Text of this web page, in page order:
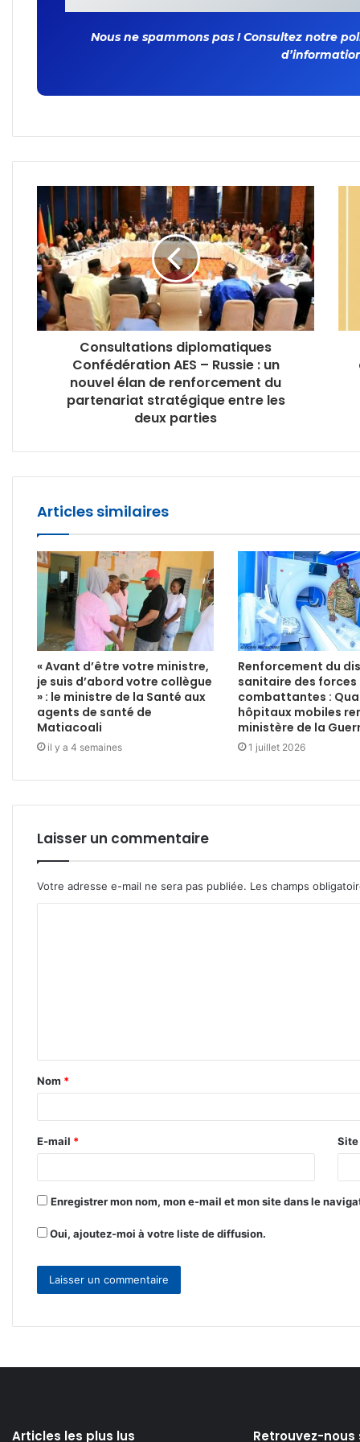
Nous ne spammons pas ! Consultez notre
Consultations diplomatiques
Confédération AES – Russie : un
nouvel élan de renforcement du
partenariat stratégique entre les
deux parties
Articles similaires
« Avant d’être votre ministre,
je suis d’abord votre collègue
» : le ministre de la Santé aux
agents de santé de
Matiacoali
il y a 4 semaines
Renforcement du
sanitaire des forces
combattantes :
hôpitaux mobiles
ministère de la
1 juillet 2026
Laisser un commentaire
Votre adresse e-mail ne sera pas publiée. Les champs
t
a
e
*
Nom *
E-mail *
Enregistrer mon nom, mon e-mail et mon site dans le
Oui, ajoutez-moi à votre liste de diffusion.
Articles les plus lus Retrouvez-nous